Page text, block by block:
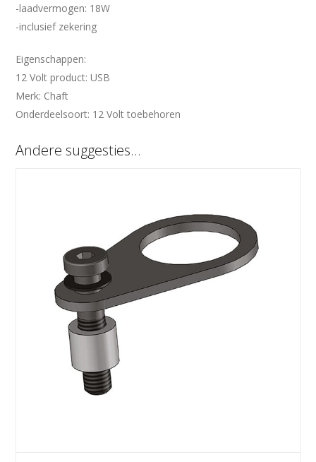
-laadvermogen: 18W
-inclusief zekering
Eigenschappen:
12 Volt product: USB
Merk: Chaft
Onderdeelsoort: 12 Volt toebehoren
Andere suggesties…